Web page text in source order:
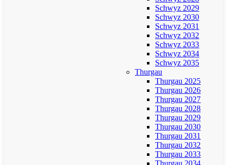
Schwyz 2029
Schwyz 2030
Schwyz 2031
Schwyz 2032
Schwyz 2033
Schwyz 2034
Schwyz 2035
Thurgau
Thurgau 2025
Thurgau 2026
Thurgau 2027
Thurgau 2028
Thurgau 2029
Thurgau 2030
Thurgau 2031
Thurgau 2032
Thurgau 2033
Thurgau 2034